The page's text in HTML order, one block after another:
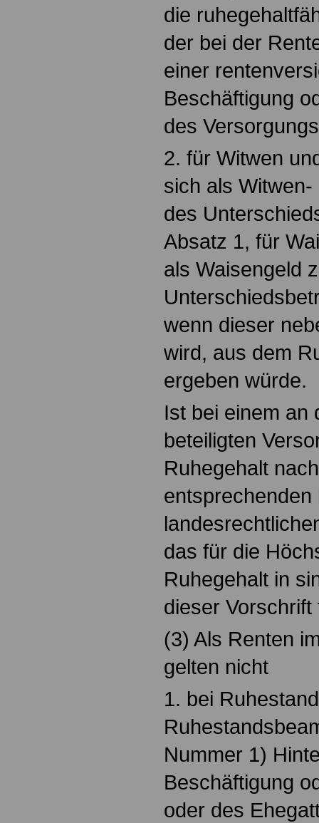
die
der bei der
einer
Beschäftigung
des
2. für Witwen
sich als
des
Absatz 1, für
als Waisengeld
wenn dieser
wird, aus dem
ergeben würde.
Ist bei einem an
beteiligten
Ruhegehalt
das für die
Ruhegehalt in
dieser
(3) Als Renten
gelten nicht
1. bei
Nummer 1)
Beschäftigung
oder des